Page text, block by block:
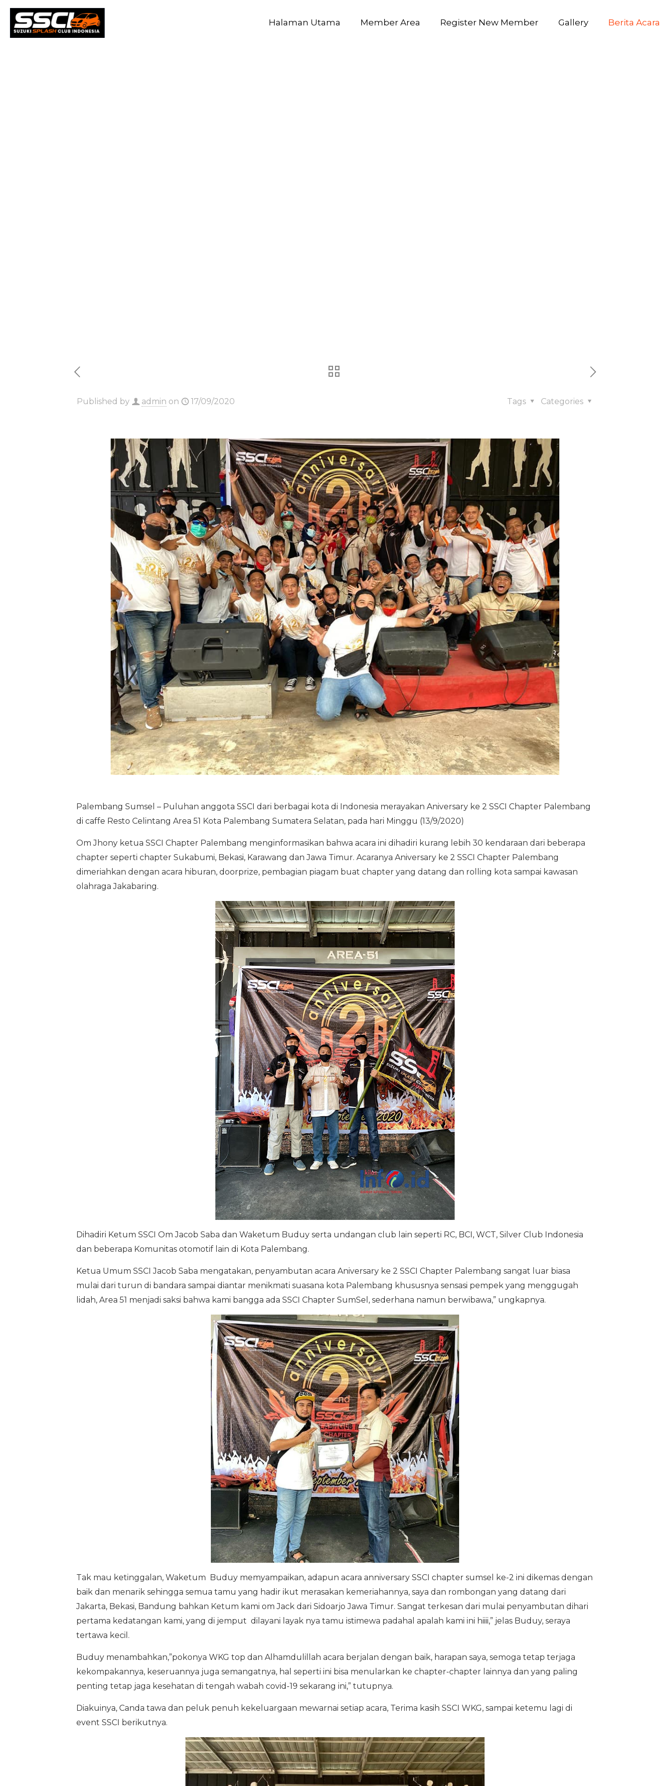
Halaman Utama Member Area Register New Member Gallery Berita Acara
Published by admin on 17/09/2020 Categories
Tags
Palembang Sumsel – Puluhan anggota SSCI dari berbagai kota di Indonesia merayakan Aniversary ke 2 SSCI Chapter Palembang
di caffe Resto Celintang Area 51 Kota Palembang Sumatera Selatan, pada hari Minggu (13/9/2020)
Om Jhony ketua SSCI Chapter Palembang menginformasikan bahwa acara ini dihadiri kurang lebih 30 kendaraan dari beberapa
chapter seperti chapter Sukabumi, Bekasi, Karawang dan Jawa Timur. Acaranya Aniversary ke 2 SSCI Chapter Palembang
dimeriahkan dengan acara hiburan, doorprize, pembagian piagam buat chapter yang datang dan rolling kota sampai kawasan
olahraga Jakabaring.
Dihadiri Ketum SSCI Om Jacob Saba dan Waketum Buduy serta undangan club lain seperti RC, BCI, WCT, Silver Club Indonesia
dan beberapa Komunitas otomotif lain di Kota Palembang.
Ketua Umum SSCI Jacob Saba mengatakan, penyambutan acara Aniversary ke 2 SSCI Chapter Palembang sangat luar biasa
mulai dari turun di bandara sampai diantar menikmati suasana kota Palembang khususnya sensasi pempek yang menggugah
lidah, Area 51 menjadi saksi bahwa kami bangga ada SSCI Chapter SumSel, sederhana namun berwibawa,” ungkapnya.
Tak mau ketinggalan, Waketum Buduy memyampaikan, adapun acara anniversary SSCI chapter sumsel ke-2 ini dikemas dengan
baik dan menarik sehingga semua tamu yang hadir ikut merasakan kemeriahannya, saya dan rombongan yang datang dari
Jakarta, Bekasi, Bandung bahkan Ketum kami om Jack dari Sidoarjo Jawa Timur. Sangat terkesan dari mulai penyambutan dihari
pertama kedatangan kami, yang di jemput dilayani layak nya tamu istimewa padahal apalah kami ini hiiii,” jelas Buduy, seraya
tertawa kecil.
Buduy menambahkan,”pokonya WKG top dan Alhamdulillah acara berjalan dengan baik, harapan saya, semoga tetap terjaga
kekompakannya, keseruannya juga semangatnya, hal seperti ini bisa menularkan ke chapter-chapter lainnya dan yang paling
penting tetap jaga kesehatan di tengah wabah covid-19 sekarang ini,” tutupnya.
Diakuinya, Canda tawa dan peluk penuh kekeluargaan mewarnai setiap acara, Terima kasih SSCI WKG, sampai ketemu lagi di
event SSCI berikutnya.